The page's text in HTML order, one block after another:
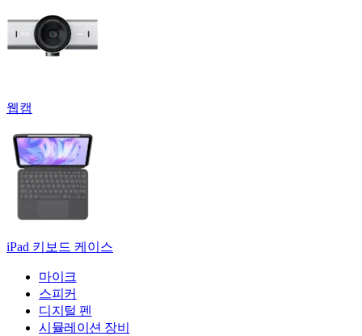
웹캠
iPad 키보드 케이스
마이크
스피커
디지털 펜
시뮬레이션 장비